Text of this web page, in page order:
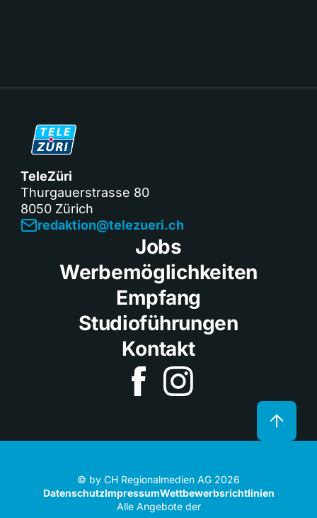
TeleZüri
Thurgauerstrasse 80
8050 Zürich
redaktion@telezueri.ch
Jobs
Werbemöglichkeiten
Empfang
Studioführungen
Kontakt
© by CH Regionalmedien AG 2026
DatenschutzImpressumWettbewerbsrichtlinien
Alle Angebote der